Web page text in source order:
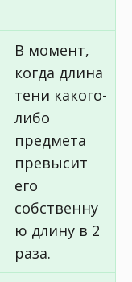
В момент,
когда длина
тени какого-
либо
предмета
превысит
его
собственну
ю длину в 2
раза.